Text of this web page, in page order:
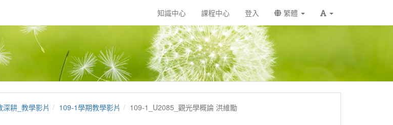
知識中心 課程中心 登入 繁體
深耕_教學影片 109-1學期教學影片 109-1_U2085_觀光學概論 洪維勵